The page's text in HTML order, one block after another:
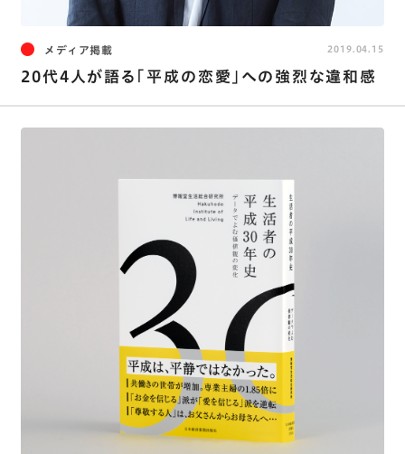
メディア掲載
20代4人が語る｢平成の恋愛｣への強烈な違和感
2019.04.15